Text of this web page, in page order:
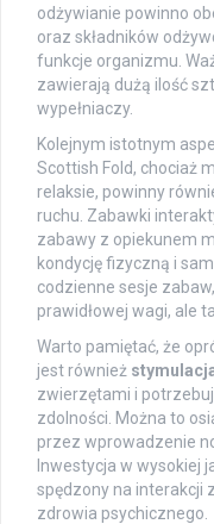
odżywianie powinno
oraz składników
funkcje organizmu.
zawierają dużą ilość
wypełniaczy.
Kolejnym istotnym
Scottish Fold, chociaż
relaksie, powinny
ruchu. Zabawki
zabawy z opiekunem
kondycję fizyczną i
codzienne sesje
prawidłowej wagi, ale
Warto pamiętać, że
jest również
zwierzętami i
zdolności. Można to
przez wprowadzenie
Inwestycja w wysokiej
spędzony na interakcji
zdrowia psychicznego.